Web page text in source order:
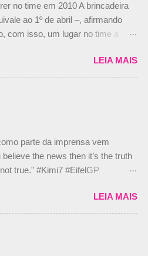
no time em 2010 A brincadeira
ao 1º de abril –, afirmando
com isso, um lugar no time a
de Bruno Senna em 2010. "Na
de ter assinado com Bruno
tem nada contra o filho do
LEIA MAIS
parte da imprensa vem
the news then it’s the truth
true." #Kimi7 #EifelGP
a team mate? 🙌 Over to you,
8, 2020 Beijinhos, Ludy
LEIA MAIS